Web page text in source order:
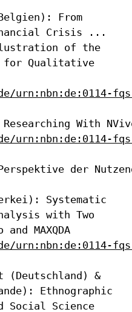
From
Crisis
...
of the
for Qualitative
der
Systematic
with Two
MAXQDA
&
Ethnographic
Social Science